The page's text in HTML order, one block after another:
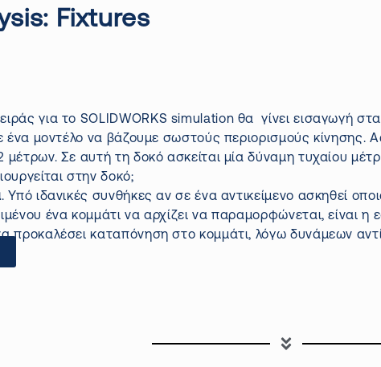
: Fixtures
για το SOLIDWORKS simulation θα γίνει εισαγωγή στα
ένα μοντέλο να βάζουμε σωστούς περιορισμούς κίνησης.
Σε αυτή τη δοκό ασκείται μία δύναμη τυχαίου
στην δοκό;
. Υπό ιδανικές συνθήκες αν σε ένα αντικείμενο ασκηθεί
ένα κομμάτι να αρχίζει να παραμορφώνεται, είναι
προκαλέσει καταπόνηση στο κομμάτι, λόγω δυνάμεων